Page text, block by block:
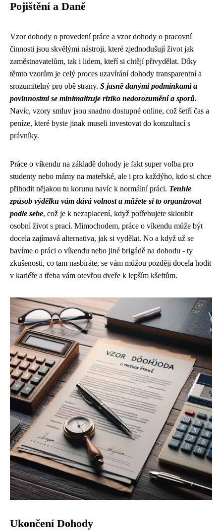
Pojištění a Daně
Vzor dohody o provedení práce a vzor dohody o pracovní
činnosti jsou skvělými nástroji, které zjednodušují život jak
zaměstnavatelům, tak i lidem, kteří si chtějí přivydělat. Díky
těmto vzorům je celý proces uzavírání dohody transparentní a
srozumitelný pro obě strany. S jasně danými podmínkami a
povinnostmi se minimalizuje riziko nedorozumění a sporů.
Navíc, vzory smluv jsou snadno dostupné online, což šetří čas a
peníze, které byste jinak museli investovat do konzultací s
právníky.
Práce o víkendu na základě dohody je fakt super volba pro
studenty nebo mámy na mateřské, ale i pro každýho, kdo si chce
přihodit nějakou tu korunu navíc k normální práci. Tenhle
způsob výdělku vám dává volnost a můžete si to organizovat
podle sebe, což je k nezaplacení, když potřebujete skloubit
osobní život s prací. Mimochodem, práce o víkendu může být
docela zajímavá alternativa, jak si vydělat. No a když už se
bavíme o práci o víkendu nebo jiné brigádě na dohodu - ty
zkušenosti, co tam nasbíráte, se vám můžou později docela hodit
v kariéře a třeba vám otevřou dveře k lepším kšeftům.
Ukončení Dohody